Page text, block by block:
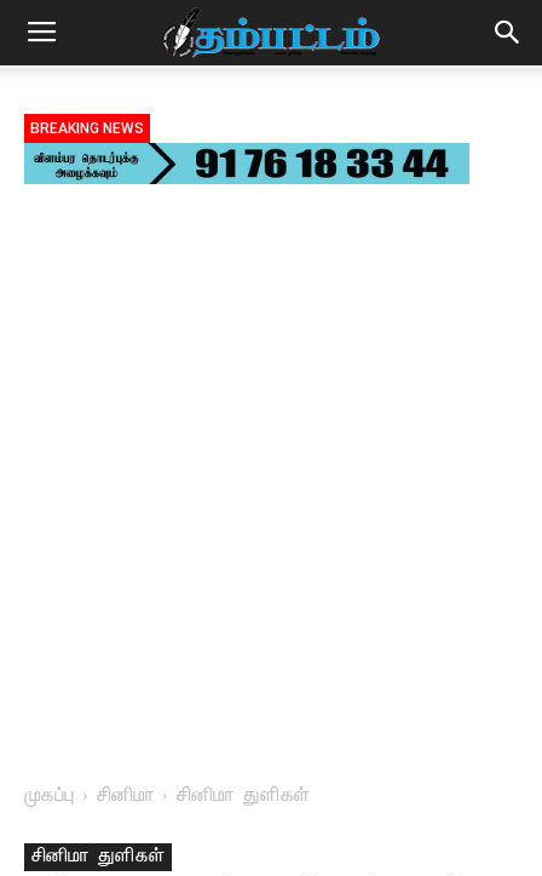
BREAKING NEWS
முகப்பு சினிமா சினிமா துளிகள்
சினிமா துளிகள்